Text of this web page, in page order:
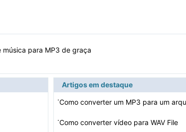
para MP3 de graça
Artigos em destaque
·Como converter um MP3 para um
·Como converter vídeo para WAV File